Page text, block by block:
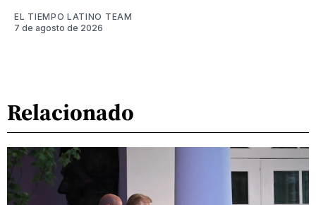
EL TIEMPO LATINO TEAM
7 de agosto de 2026
Relacionado